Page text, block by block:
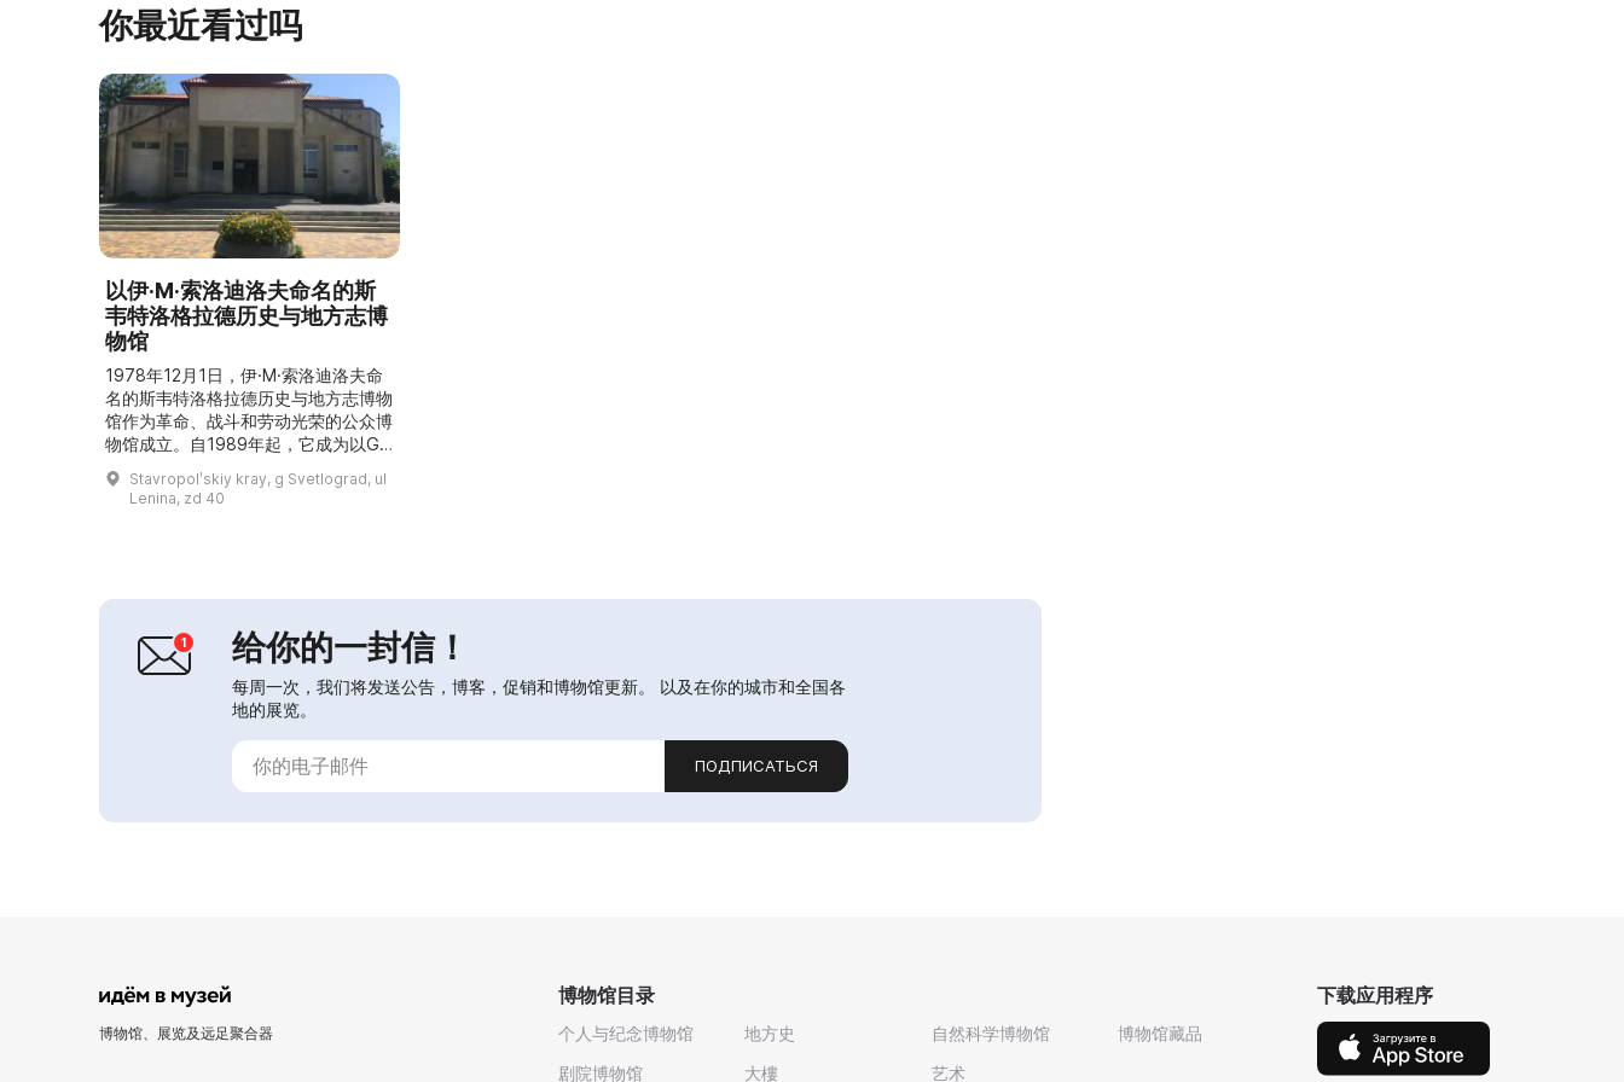
你最近看过吗
以伊·M·索洛迪洛夫命名的斯
韦特洛格拉德历史与地方志博
物馆
1978年12月1日，伊·M·索洛迪洛夫命
名的斯韦特洛格拉德历史与地方志博物
馆作为革命、战斗和劳动光荣的公众博
物馆成立。自1989年起，它成为以G.
K. 普拉维命名的斯塔夫罗波尔州立联
合地方志博物馆的分馆。1998年成为
文化部门的一个机构单元，2003年成
品，包括绘画、版画、钱币学、民族
Stavropolʹskiy kray, g Svetlograd, ul
Lenina, zd 40
给你的一封信！
每周一次，我们将发送公告，博客，促销和博物馆更新。 以及在你的城市和全国各
地的展览。
ПОДПИСАТЬСЯ
博物馆、展览及远足聚合器
博物馆目录
个人与纪念博物馆
剧院博物馆
地方史
大樓
自然科学博物馆
艺术
博物馆藏品
下载应用程序